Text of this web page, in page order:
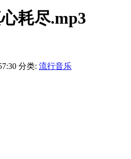
耗尽.mp3
分类: 流行音乐